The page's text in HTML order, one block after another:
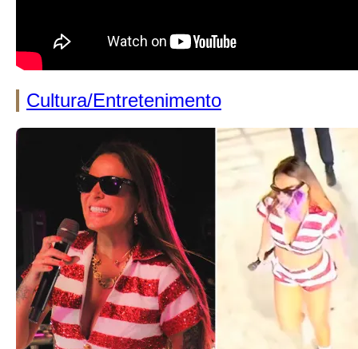
Cultura/Entretenimento